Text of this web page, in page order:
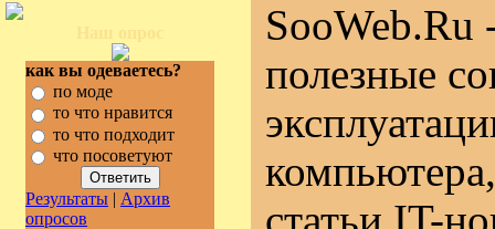
как вы одеваетесь?
по моде
то что нравится
то что подходит
что посоветуют
Результаты | Архив
опросов
SooWeb.Ru
полезные